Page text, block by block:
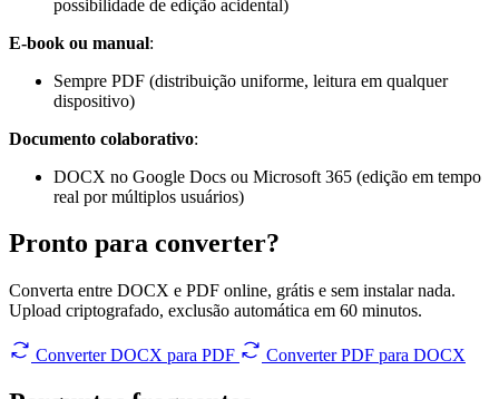
possibilidade de edição acidental)
E-book ou manual:
Sempre PDF (distribuição uniforme, leitura em qualquer
dispositivo)
Documento colaborativo:
DOCX no Google Docs ou Microsoft 365 (edição em tempo
real por múltiplos usuários)
Pronto para converter?
Converta entre DOCX e PDF online, grátis e sem instalar nada.
Upload criptografado, exclusão automática em 60 minutos.
Converter DOCX para PDF Converter PDF para DOCX